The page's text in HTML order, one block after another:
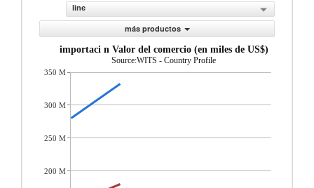
line
más productos
importaci n Valor del comercio (en miles de US$)
Source:WITS - Country Profile
350 M
300 M
250 M
200 M